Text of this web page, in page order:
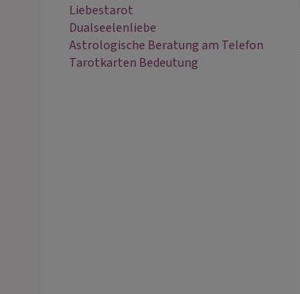
Liebestarot
Dualseelenliebe
Astrologische Beratung am Telefon
Tarotkarten Bedeutung